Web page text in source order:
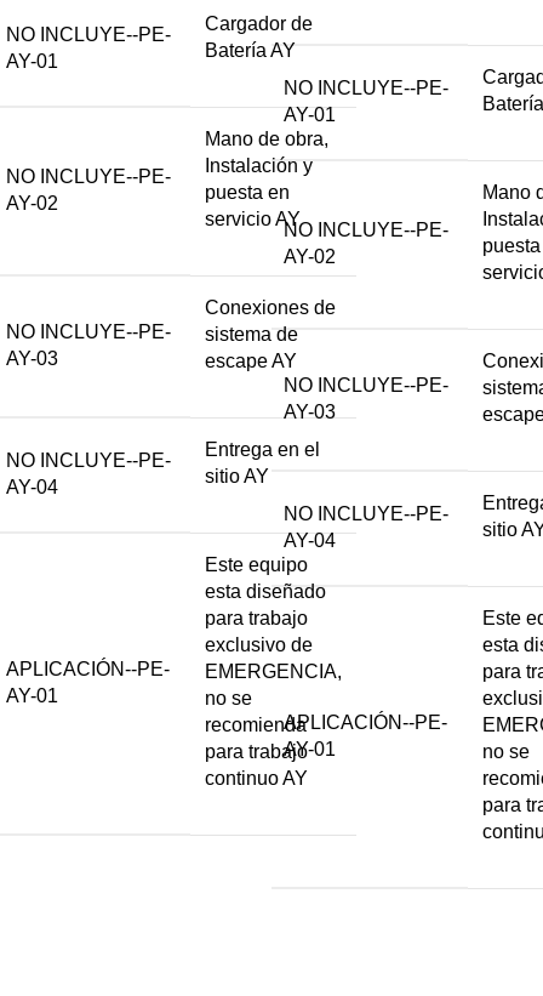
NO INCLUYE--PE-
AY-01
Cargador de
Batería AY
NO INCLUYE--PE-
AY-02
Mano de obra,
Instalación y
puesta en
servicio AY
NO INCLUYE--PE-
AY-03
Conexiones de
sistema de
escape AY
NO INCLUYE--PE-
AY-04
Entrega en el
sitio AY
APLICACIÓN--PE-
AY-01
Este equipo
esta diseñado
para trabajo
exclusivo de
EMERGENCIA,
no se
recomienda
para trabajo
continuo AY
NO INCLUYE--PE-
AY-01
NO INCLUYE--PE-
AY-02
Mano
NO INCLUYE--PE-
AY-03
NO INCLUYE--PE-
AY-04
sitio
APLICACIÓN--PE-
AY-01
Este
esta
para
no se
para